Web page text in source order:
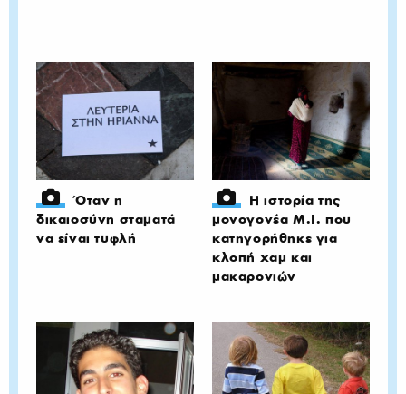
Όταν η
δικαιοσύνη σταματά
να είναι τυφλή
Η ιστορία της
μονογονέα Μ.Ι. που
κατηγορήθηκε για
κλοπή χαμ και
μακαρονιών